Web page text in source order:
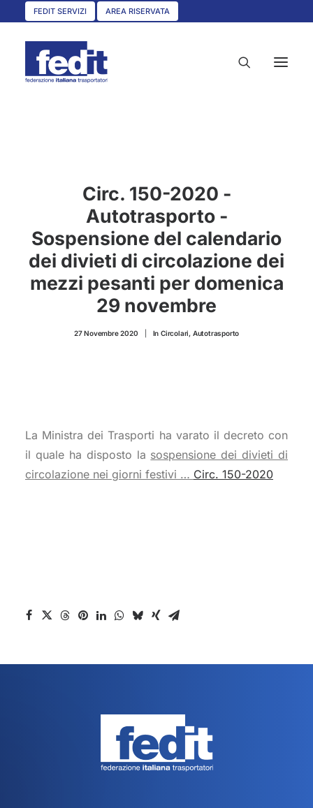
FEDIT SERVIZI AREA RISERVATA
UNISCITI A NOI
CONVENZIONI
ASSOCIAZIONI TERRITORIALI
Circ. 150-2020 -
Autotrasporto -
Sospensione del calendario
dei divieti di circolazione dei
mezzi pesanti per domenica
29 novembre
27 Novembre 2020 In Circolari, Autotrasporto
La Ministra dei Trasporti ha varato il decreto con
il quale ha disposto la sospensione dei divieti di
circolazione nei giorni festivi … Circ. 150-2020